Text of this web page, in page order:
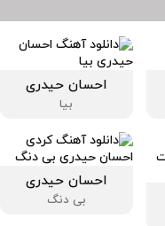
احسان حیدری
بیا
احسان حیدری
بی دنگ